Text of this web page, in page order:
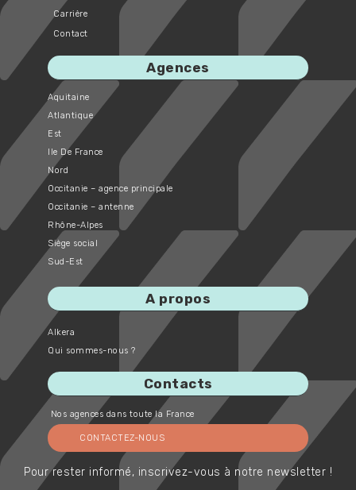
Carrière
Contact
Agences
Aquitaine
Atlantique
Est
Ile De France
Nord
Occitanie – agence principale
Occitanie – antenne
Rhône-Alpes
Siège social
Sud-Est
A propos
Alkera
Qui sommes-nous ?
Contacts
Nos agences dans toute la France
CONTACTEZ-NOUS
Pour rester informé, inscrivez-vous à notre newsletter !